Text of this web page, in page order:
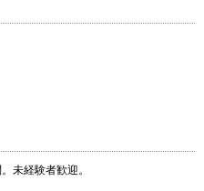
未経験者歓迎。